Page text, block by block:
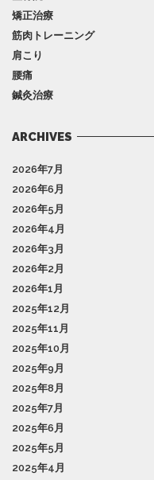
矯正治療
筋肉トレーニング
肩こり
腰痛
鍼灸治療
ARCHIVES
2026年7月
2026年6月
2026年5月
2026年4月
2026年3月
2026年2月
2026年1月
2025年12月
2025年11月
2025年10月
2025年9月
2025年8月
2025年7月
2025年6月
2025年5月
2025年4月